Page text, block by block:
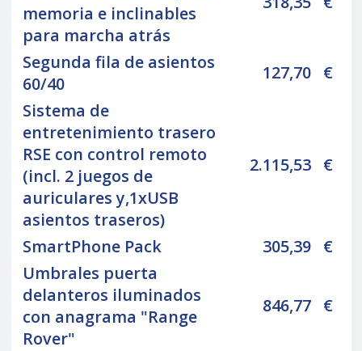
memoria e inclinables
para marcha atrás
Segunda fila de asientos
60/40
127,70 €
Sistema de
entretenimiento trasero
RSE con control remoto
(incl. 2 juegos de
auriculares y,1xUSB
asientos traseros)
2.115,53 €
SmartPhone Pack 305,39 €
Umbrales puerta
delanteros iluminados
con anagrama "Range
Rover"
846,77 €